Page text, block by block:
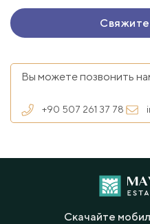
Вы можете позвонить
+90 507 261 37 78
Скачайте